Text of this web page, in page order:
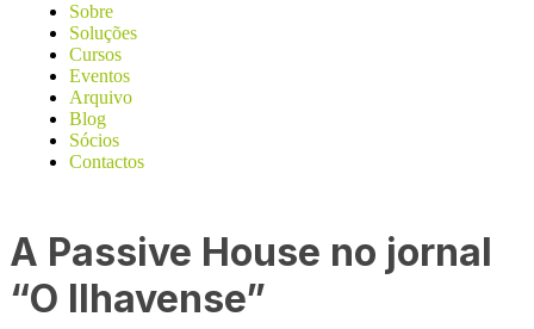
Sobre
Soluções
Cursos
Eventos
Arquivo
Blog
Sócios
Contactos
A Passive House no jornal
“O Ilhavense”